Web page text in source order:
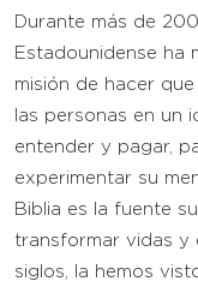
Durante más de
Estadounidense ha
misión de hacer
las personas en un
entender y pagar,
experimentar su
Biblia es la fuente
transformar vidas y
siglos, la hemos